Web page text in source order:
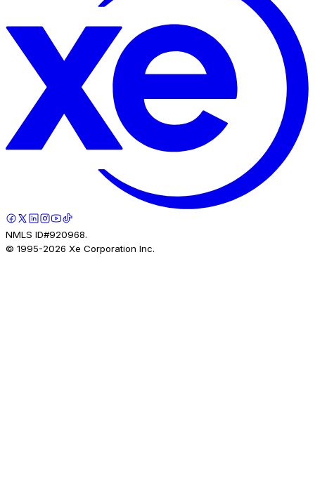
NMLS ID#920968.
© 1995-2026 Xe Corporation Inc.